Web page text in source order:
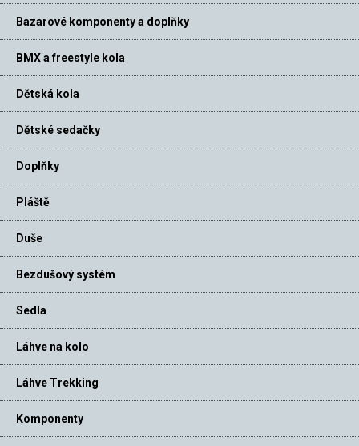
Bazarové komponenty a doplňky
BMX a freestyle kola
Dětská kola
Dětské sedačky
Doplňky
Pláště
Duše
Bezdušový systém
Sedla
Láhve na kolo
Láhve Trekking
Komponenty